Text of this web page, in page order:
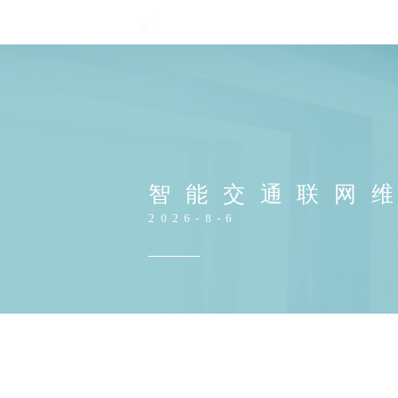
智能交通联网
2026-8-6